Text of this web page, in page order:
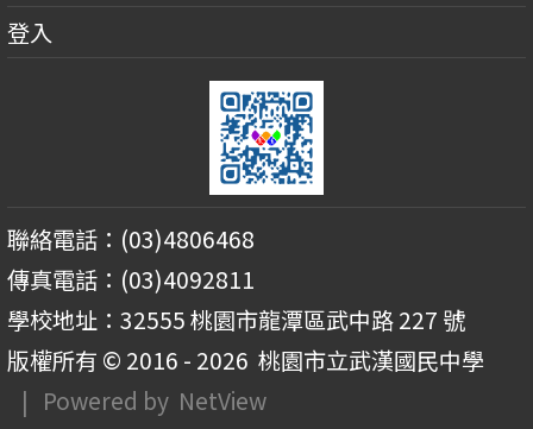
登入
聯絡電話：(03)4806468
傳真電話：(03)4092811
學校地址：32555 桃園市龍潭區武中路 227 號
版權所有 © 2016 - 2026 桃園市立武漢國民中學
| Powered by NetView